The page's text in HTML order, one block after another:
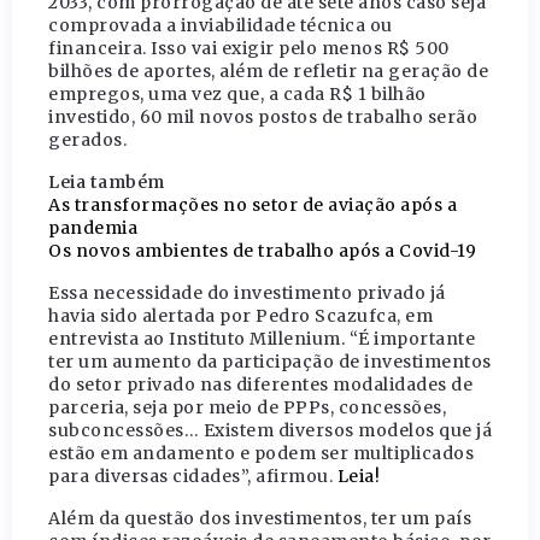
comprovada a inviabilidade técnica ou
financeira. Isso vai exigir pelo menos R$ 500
bilhões de aportes, além de refletir na geração de
empregos, uma vez que, a cada R$ 1 bilhão
investido, 60 mil novos postos de trabalho serão
gerados.
Leia também
As transformações no setor de aviação após a
pandemia
Os novos ambientes de trabalho após a Covid-19
Essa necessidade do investimento privado já
havia sido alertada por Pedro Scazufca, em
entrevista ao Instituto Millenium. “É importante
ter um aumento da participação de investimentos
do setor privado nas diferentes modalidades de
parceria, seja por meio de PPPs, concessões,
subconcessões… Existem diversos modelos que já
estão em andamento e podem ser multiplicados
para diversas cidades”, afirmou. Leia!
Além da questão dos investimentos, ter um país